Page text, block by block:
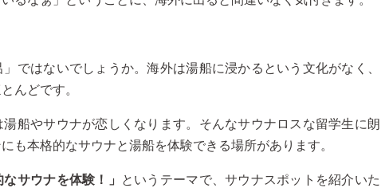
ではないでしょうか。海外は湯船に浸かるという文化がなく、
んどです。
船やサウナが恋しくなります。そんなサウナロスな留学生に朗
も本格的なサウナと湯船を体験できる場所があります。
サウナを体験！」
というテーマで、サウナスポットを紹介いた